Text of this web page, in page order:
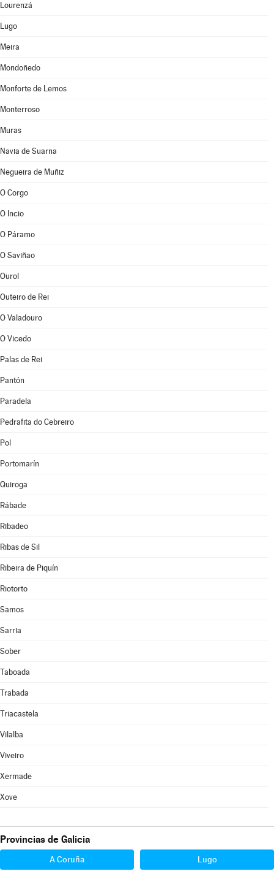
Lourenzá
Lugo
Meira
Mondoñedo
Monforte de Lemos
Monterroso
Muras
Navia de Suarna
Negueira de Muñiz
O Corgo
O Incio
O Páramo
O Saviñao
Ourol
Outeiro de Rei
O Valadouro
O Vicedo
Palas de Rei
Pantón
Paradela
Pedrafita do Cebreiro
Pol
Portomarín
Quiroga
Rábade
Ribadeo
Ribas de Sil
Ribeira de Piquín
Riotorto
Samos
Sarria
Sober
Taboada
Trabada
Triacastela
Vilalba
Viveiro
Xermade
Xove
Provincias de Galicia
A Coruña Lugo